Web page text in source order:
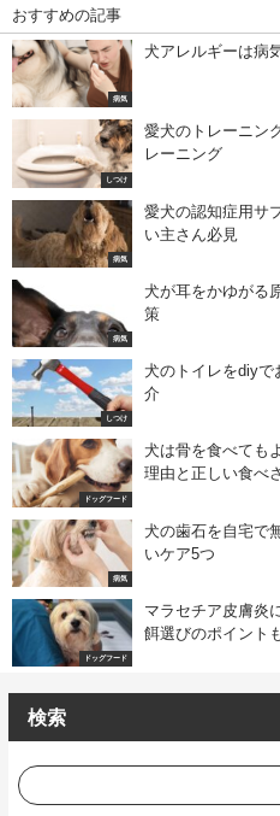
おすすめの記事
病気
犬アレルギーは病
しつけ
愛犬のトレーニン
レーニング
病気
愛犬の認知症用サ
い主さん必見
病気
犬が耳をかゆがる
策
しつけ
犬のトイレをdiyで
介
ドッグフード
犬は骨を食べても
理由と正しい食べ
病気
犬の歯石を自宅で
いケア5つ
ドッグフード
マラセチア皮膚炎
餌選びのポイント
検索